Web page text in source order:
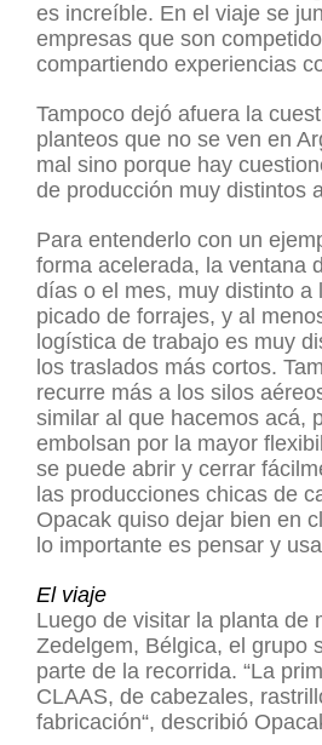
es increíble. En el viaje se
empresas que son
compartiendo experiencias
Tampoco dejó afuera la
planteos que no se ven en
mal sino porque hay
de producción muy distintos
Para entenderlo con un
forma acelerada, la ventana
días o el mes, muy distinto a
picado de forrajes, y al
logística de trabajo es muy
los traslados más cortos.
recurre más a los silos
similar al que hacemos acá,
embolsan por la mayor
se puede abrir y cerrar
las producciones chicas de
Opacak quiso dejar bien en
lo importante es pensar y
El viaje
Luego de visitar la planta de
Zedelgem, Bélgica, el grupo
parte de la recorrida. “La
CLAAS, de cabezales,
fabricación“, describió